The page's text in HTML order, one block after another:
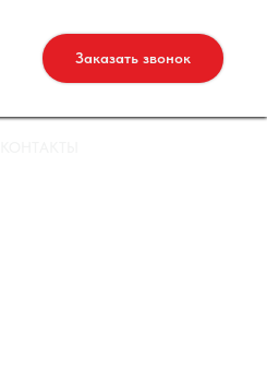
Заказать звонок